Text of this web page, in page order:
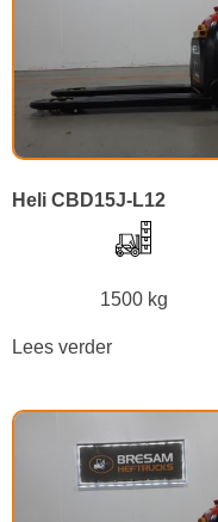
Heli CBD15J-L12
1500 kg
Lees verder